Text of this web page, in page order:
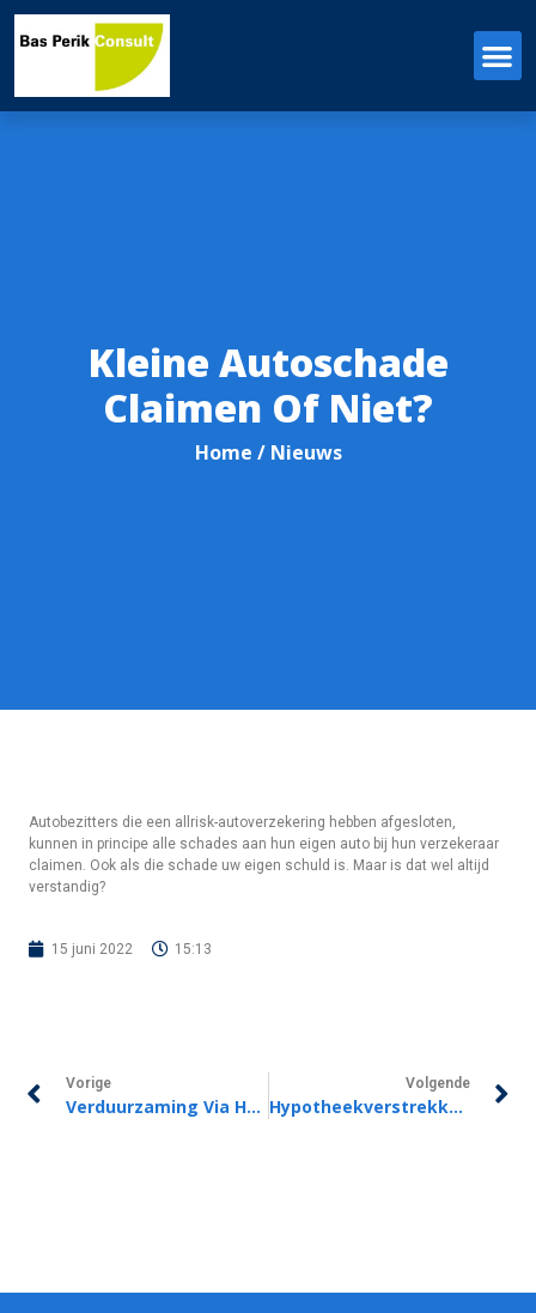
Kleine Autoschade
Claimen Of Niet?
Home / Nieuws
Autobezitters die een allrisk-autoverzekering hebben afgesloten,
kunnen in principe alle schades aan hun eigen auto bij hun verzekeraar
claimen. Ook als die schade uw eigen schuld is. Maar is dat wel altijd
verstandig?
15 juni 2022 15:13
Vorige
Verduurzaming Via Hypotheek Populair Vanwege Hoge Energieprijzen
Volgende
Hypotheekverstrekkers Verhogen En Masse De Hypotheekrente